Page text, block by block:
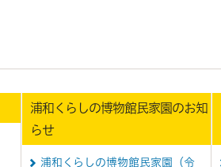
浦和くらしの博物館民家園のお知
らせ
浦和くらしの博物館民家園（令